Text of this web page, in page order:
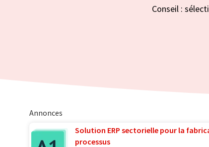
Conseil :
Annonces
Solution ERP sectorielle pour la
processus